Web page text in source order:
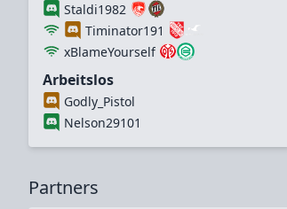
Staldi1982
Timinator191
xBlameYourself
Arbeitslos
Godly_Pistol
Nelson29101
Partners